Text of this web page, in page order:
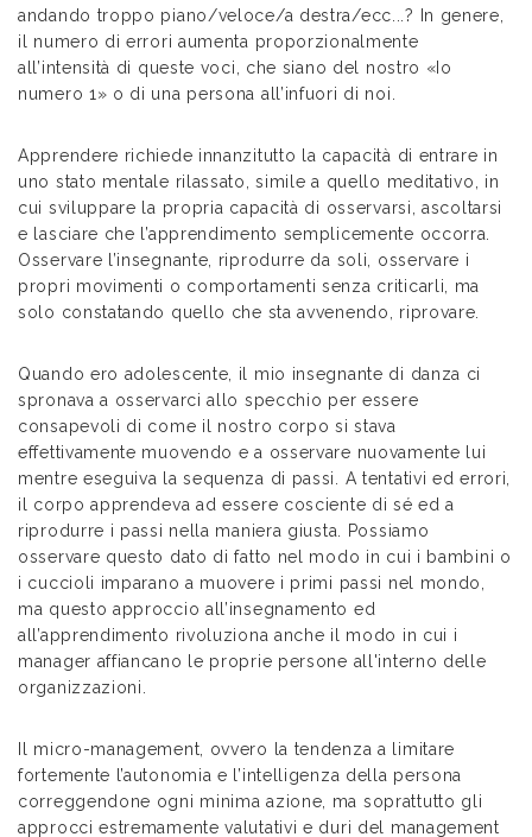
andando troppo piano/veloce/a destra/ecc...? In genere,
il numero di errori aumenta proporzionalmente
all’intensità di queste voci, che siano del nostro «Io
numero 1» o di una persona all’infuori di noi.
Apprendere richiede innanzitutto la capacità di entrare in
uno stato mentale rilassato, simile a quello meditativo, in
cui sviluppare la propria capacità di osservarsi, ascoltarsi
e lasciare che l’apprendimento semplicemente occorra.
Osservare l’insegnante, riprodurre da soli, osservare i
propri movimenti o comportamenti senza criticarli, ma
solo constatando quello che sta avvenendo, riprovare.
Quando ero adolescente, il mio insegnante di danza ci
spronava a osservarci allo specchio per essere
consapevoli di come il nostro corpo si stava
effettivamente muovendo e a osservare nuovamente lui
mentre eseguiva la sequenza di passi. A tentativi ed errori,
il corpo apprendeva ad essere cosciente di sé ed a
riprodurre i passi nella maniera giusta. Possiamo
osservare questo dato di fatto nel modo in cui i bambini o
i cuccioli imparano a muovere i primi passi nel mondo,
ma questo approccio all’insegnamento ed
all’apprendimento rivoluziona anche il modo in cui i
manager affiancano le proprie persone all'interno delle
organizzazioni.
Il micro-management, ovvero la tendenza a limitare
fortemente l’autonomia e l’intelligenza della persona
correggendone ogni minima azione, ma soprattutto gli
approcci estremamente valutativi e duri del management